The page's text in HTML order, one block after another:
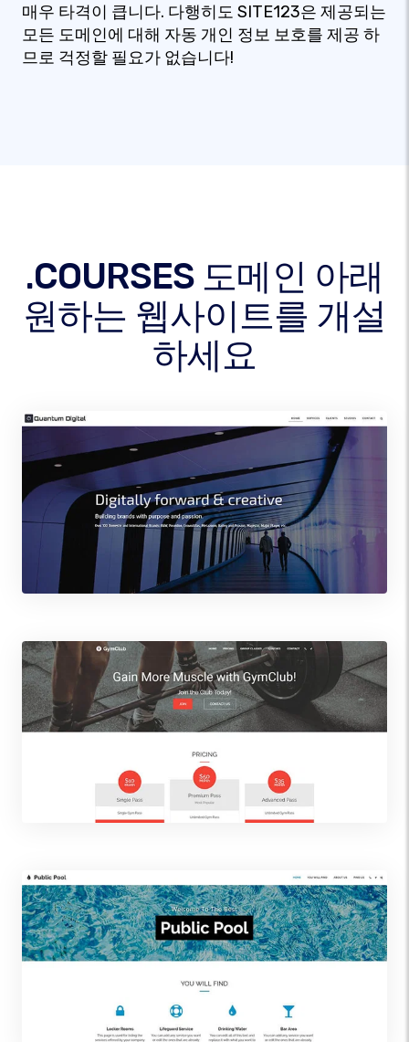
매우 타격이 큽니다. 다행히도 SITE123은 제공되는
모든 도메인에 대해 자동 개인 정보 보호를 제공 하
므로 걱정할 필요가 없습니다!
.COURSES 도메인 아래
원하는 웹사이트를 개설
하세요